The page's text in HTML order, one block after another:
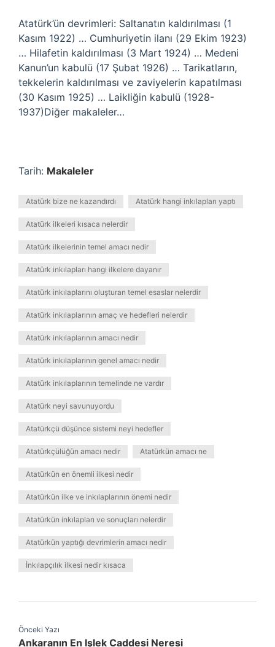
Atatürk’ün devrimleri: Saltanatın kaldırılması (1
Kasım 1922) … Cumhuriyetin ilanı (29 Ekim 1923)
… Hilafetin kaldırılması (3 Mart 1924) … Medeni
Kanun’un kabulü (17 Şubat 1926) … Tarikatların,
tekkelerin kaldırılması ve zaviyelerin kapatılması
(30 Kasım 1925) … Laikliğin kabulü (1928-
1937)Diğer makaleler…
Tarih: Makaleler
Atatürk bize ne kazandırdı Atatürk hangi inkılapları yaptı
Atatürk ilkeleri kısaca nelerdir
Atatürk ilkelerinin temel amacı nedir
Atatürk inkılapları hangi ilkelere dayanır
Atatürk inkılaplarını oluşturan temel esaslar nelerdir
Atatürk inkılaplarının amaç ve hedefleri nelerdir
Atatürk inkılaplarının amacı nedir
Atatürk inkılaplarının genel amacı nedir
Atatürk inkılaplarının temelinde ne vardır
Atatürk neyi savunuyordu
Atatürkçü düşünce sistemi neyi hedefler
Atatürkçülüğün amacı nedir Atatürkün amacı ne
Atatürkün en önemli ilkesi nedir
Atatürkün ilke ve inkılaplarının önemi nedir
Atatürkün inkılapları ve sonuçları nelerdir
Atatürkün yaptığı devrimlerin amacı nedir
İnkılapçılık ilkesi nedir kısaca
Önceki Yazı
Ankaranın En Işlek Caddesi Neresi